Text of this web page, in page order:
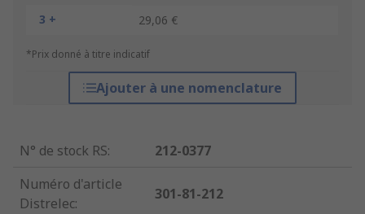
3 +
29,06 €
*Prix donné à titre indicatif
Ajouter à une nomenclature
N° de stock RS:
212-0377
Numéro d'article
Distrelec:
301-81-212